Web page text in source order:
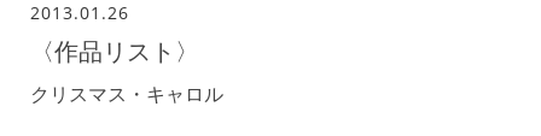
2013.01.26
〈作品リスト〉
クリスマス・キャロル